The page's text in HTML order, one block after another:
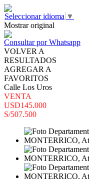
Seleccionar idioma ▼
Mostrar original
Consultar por Whatsapp
VOLVER A
RESULTADOS
AGREGAR A
FAVORITOS
Calle Los Uros
VENTA
USD145.000
S/507.500